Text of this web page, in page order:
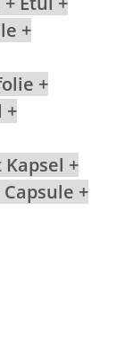
+
+
+
+
+